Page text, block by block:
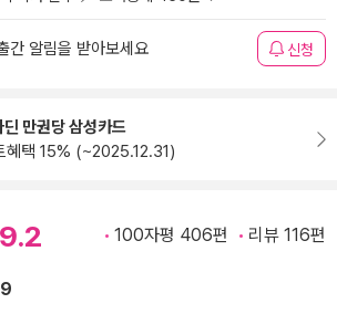
간 알림을 받아보세요 신청
만권당 삼성카드
혜택 15% (~2025.12.31)
9.2 100자평 406편 리뷰 116편